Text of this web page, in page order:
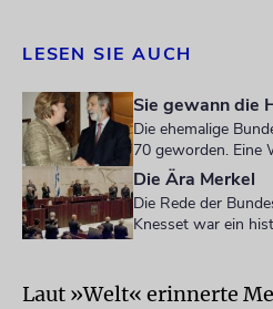
LESEN SIE AUCH
Sie gewann die
Die ehemalige
70 geworden. Eine
Die Ära Merkel
Die Rede der
Knesset war ein
Laut »Welt« erinnerte